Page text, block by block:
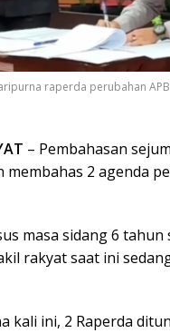
raperda perubahan
– Pembahasan
membahas 2 agenda
masa sidang 6 tahun
rakyat saat ini
kali ini, 2 Raperda